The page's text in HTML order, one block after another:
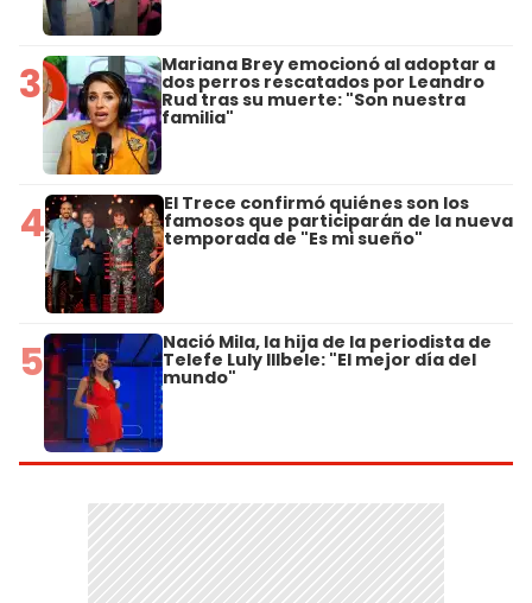
3 Mariana Brey emocionó al adoptar a
dos perros rescatados por Leandro
Rud tras su muerte: "Son nuestra
familia"
4 El Trece confirmó quiénes son los
famosos que participarán de la nueva
temporada de "Es mi sueño"
5 Nació Mila, la hija de la periodista de
Telefe Luly Illbele: "El mejor día del
mundo"